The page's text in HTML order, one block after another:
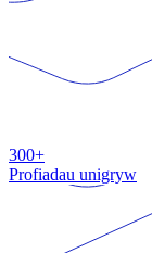
300+
Profiadau unigryw